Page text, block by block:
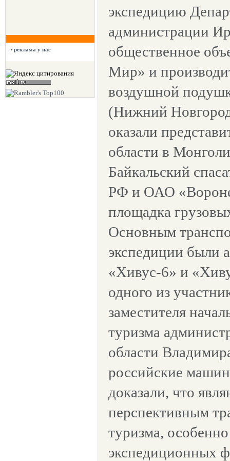
реклама у нас
экспедицию
администрации
общественное
Мир» и
воздушной
(Нижний
оказали
области в
Байкальский
РФ и ОАО
площадка
Основным
экспедиции были
«Хивус-6» и
одного из
заместителя
туризма
области
российские
доказали, что
перспективным
туризма, особенно
экспедиционных